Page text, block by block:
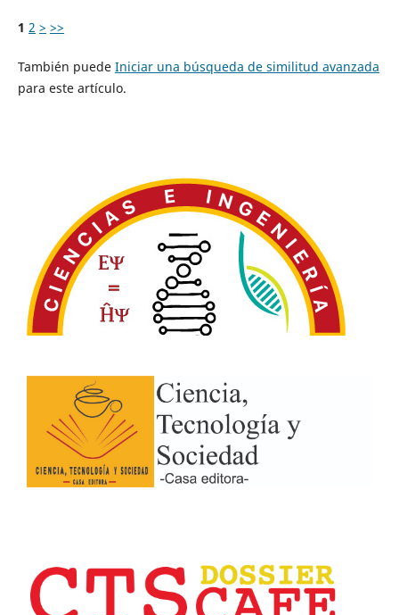
1 2 > >>
También puede Iniciar una búsqueda de similitud avanzada
para este artículo.